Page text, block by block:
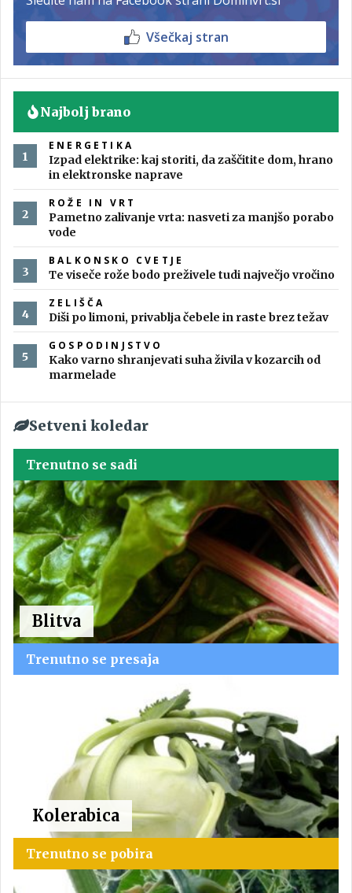
Všečkaj stran
Najbolj brano
ENERGETIKA
Izpad elektrike: kaj storiti, da zaščitite dom, hrano
in elektronske naprave
ROŽE IN VRT
Pametno zalivanje vrta: nasveti za manjšo porabo
vode
BALKONSKO CVETJE
Te viseče rože bodo preživele tudi največjo vročino
ZELIŠČA
Diši po limoni, privablja čebele in raste brez težav
GOSPODINJSTVO
Kako varno shranjevati suha živila v kozarcih od
marmelade
Setveni koledar
Trenutno se sadi
Blitva
Trenutno se presaja
Kolerabica
Trenutno se pobira